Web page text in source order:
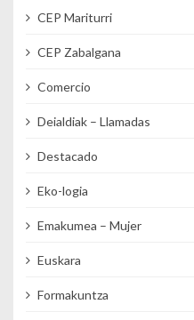
CEP Mariturri
CEP Zabalgana
Comercio
Deialdiak – Llamadas
Destacado
Eko-logia
Emakumea – Mujer
Euskara
Formakuntza